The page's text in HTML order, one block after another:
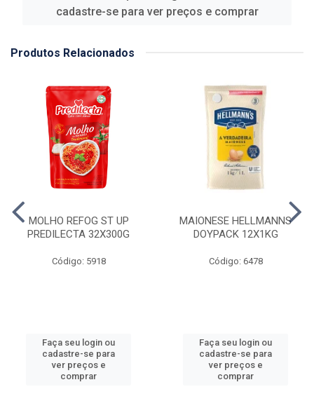
cadastre-se para ver preços e comprar
Produtos Relacionados
MOLHO REFOG ST UP
PREDILECTA 32X300G
Código: 5918
Faça seu login ou
cadastre-se para
ver preços e
comprar
MAIONESE HELLMANNS
DOYPACK 12X1KG
Código: 6478
Faça seu login ou
cadastre-se para
ver preços e
comprar